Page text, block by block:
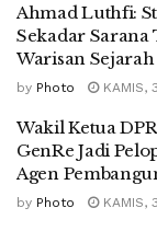
Ahmad Luthfi:
Sekadar Sarana
Warisan Sejarah
by Photo KAMIS,
Wakil Ketua
GenRe Jadi
Agen
by Photo KAMIS,